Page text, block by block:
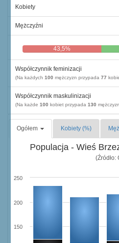
Kobiety
Mężczyźni
43,5%
Współczynnik feminizacji
(Na każdych 100 mężczyzn przypada 77
Współczynnik maskulinizacji
(Na każde 100 kobiet przypada 130
Ogółem Kobiety (%)
Populacja - Wieś
(Źródło:
150
200
250